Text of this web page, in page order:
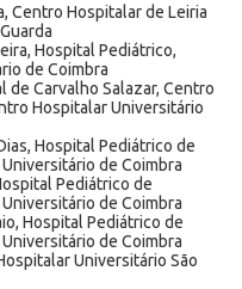
Centro Hospitalar de Leiria
Hospital Pediátrico,
de Coimbra
de Carvalho Salazar, Centro
Hospitalar Universitário
Hospital Pediátrico de
de Coimbra
Pediátrico de
de Coimbra
Hospital Pediátrico de
de Coimbra
Universitário São